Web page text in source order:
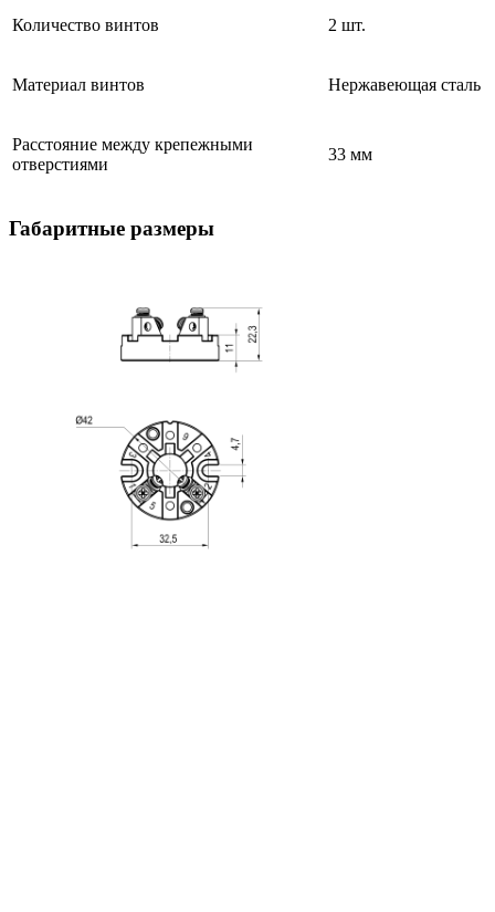
Количество винтов 2 шт.
Материал винтов Нержавеющая сталь
Расстояние между крепежными
отверстиями
33 мм
Габаритные размеры